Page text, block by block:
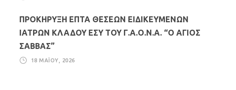
ΠΡΟΚΗΡΥΞΗ ΕΠΤΑ ΘΕΣΕΩΝ ΕΙΔΙΚΕΥΜΕΝΩΝ
ΙΑΤΡΩΝ ΚΛΑΔΟΥ ΕΣΥ ΤΟΥ Γ.Α.Ο.Ν.Α. “Ο ΑΓΙΟΣ
ΣΑΒΒΑΣ”
18 ΜΑΪ́ΟΥ, 2026